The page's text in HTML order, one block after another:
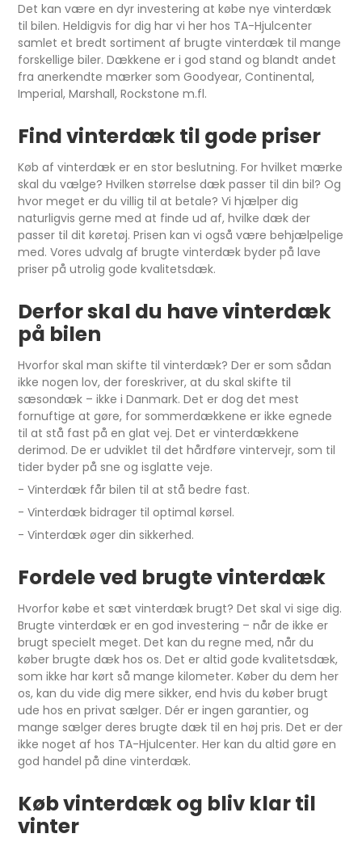
Det kan være en dyr investering at købe nye vinterdæk
til bilen. Heldigvis for dig har vi her hos TA-Hjulcenter
samlet et bredt sortiment af brugte vinterdæk til mange
forskellige biler. Dækkene er i god stand og blandt andet
fra anerkendte mærker som Goodyear, Continental,
Imperial, Marshall, Rockstone m.fl.
Find vinterdæk til gode priser
Køb af vinterdæk er en stor beslutning. For hvilket mærke
skal du vælge? Hvilken størrelse dæk passer til din bil? Og
hvor meget er du villig til at betale? Vi hjælper dig
naturligvis gerne med at finde ud af, hvilke dæk der
passer til dit køretøj. Prisen kan vi også være behjælpelige
med. Vores udvalg af brugte vinterdæk byder på lave
priser på utrolig gode kvalitetsdæk.
Derfor skal du have vinterdæk
på bilen
Hvorfor skal man skifte til vinterdæk? Der er som sådan
ikke nogen lov, der foreskriver, at du skal skifte til
sæsondæk – ikke i Danmark. Det er dog det mest
fornuftige at gøre, for sommerdækkene er ikke egnede
til at stå fast på en glat vej. Det er vinterdækkene
derimod. De er udviklet til det hårdføre vintervejr, som til
tider byder på sne og isglatte veje.
- Vinterdæk får bilen til at stå bedre fast.
- Vinterdæk bidrager til optimal kørsel.
- Vinterdæk øger din sikkerhed.
Fordele ved brugte vinterdæk
Hvorfor købe et sæt vinterdæk brugt? Det skal vi sige dig.
Brugte vinterdæk er en god investering – når de ikke er
brugt specielt meget. Det kan du regne med, når du
køber brugte dæk hos os. Det er altid gode kvalitetsdæk,
som ikke har kørt så mange kilometer. Køber du dem her
os, kan du vide dig mere sikker, end hvis du køber brugt
ude hos en privat sælger. Dér er ingen garantier, og
mange sælger deres brugte dæk til en høj pris. Det er der
ikke noget af hos TA-Hjulcenter. Her kan du altid gøre en
god handel på dine vinterdæk.
Køb vinterdæk og bliv klar til
vinter